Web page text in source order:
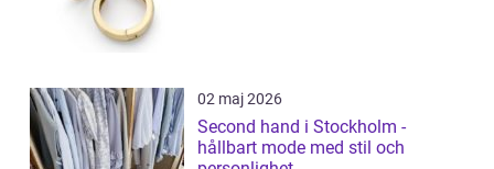
02 maj 2026
Second hand i Stockholm -
hållbart mode med stil och